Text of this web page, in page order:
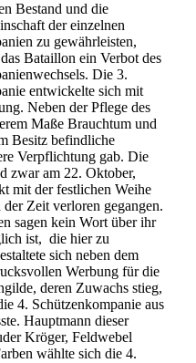
Bestand und die
der einzelnen
zu gewährleisten,
Bataillon ein Verbot des
Die 3.
entwickelte sich mit
Neben der Pflege des
Maße Brauchtum und
Besitz befindliche
Verpflichtung gab. Die
zwar am 22. Oktober,
mit der festlichen Weihe
Zeit verloren gegangen.
sagen kein Wort über ihr
ist, die hier zu
sich neben dem
Werbung für die
deren Zuwachs stieg,
4. Schützenkompanie aus
Hauptmann dieser
Kröger, Feldwebel
wählte sich die 4.